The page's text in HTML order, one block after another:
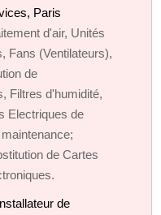
Paris
d'air, Unités
Fans (Ventilateurs),
de
Filtres d'humidité,
Electriques de
de Cartes
de